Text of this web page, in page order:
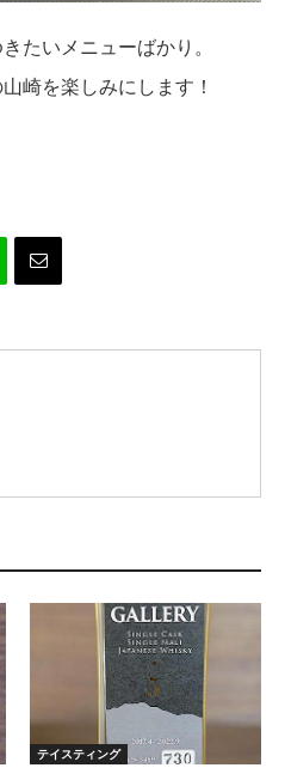
たいメニューばかり。
崎を楽しみにします！
テイスティング